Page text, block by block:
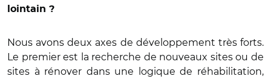
lointain ?
Nous avons deux axes de développement très forts.
Le premier est la recherche de nouveaux sites ou de
sites à rénover dans une logique de réhabilitation,